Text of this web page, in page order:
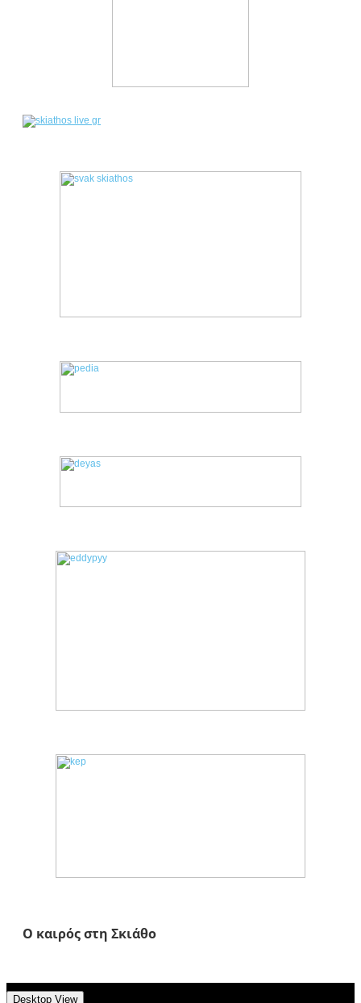
Ο καιρός στη Σκιάθο
Desktop View